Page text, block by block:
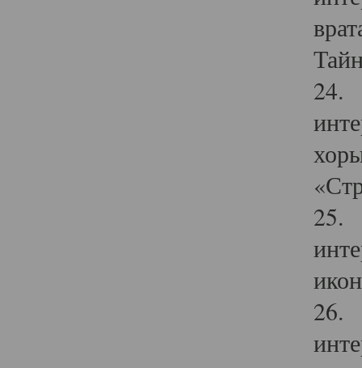
24.
25.
26.